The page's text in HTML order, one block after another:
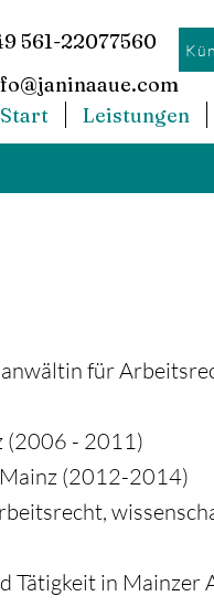
561-22077560
Start Leistungen
für
(2006 - 2011)
(2012-2014)
Tätigkeit in Mainzer